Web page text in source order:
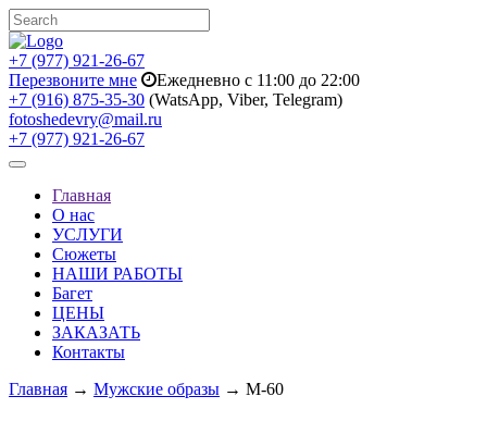
+7 (977) 921-26-67
Перезвоните мне
Ежедневно с 11:00 до 22:00
+7 (916) 875-35-30 (WatsApp, Viber, Telegram)
fotoshedevry@mail.ru
+7 (977) 921-26-67
Toggle
navigationГлавная
О нас
УСЛУГИ
Сюжеты
НАШИ РАБОТЫ
Багет
ЦЕНЫ
ЗАКАЗАТЬ
Контакты
Главная → Мужские образы → M-60